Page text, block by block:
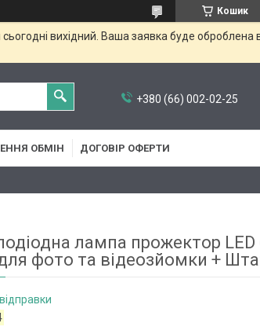
Кошик
вихідний. Ваша заявка буде
+380 (66) 002-02-25
ОБМІН ДОГОВІР ОФЕРТИ
лампа прожектор LED
фото та відеозйомки +